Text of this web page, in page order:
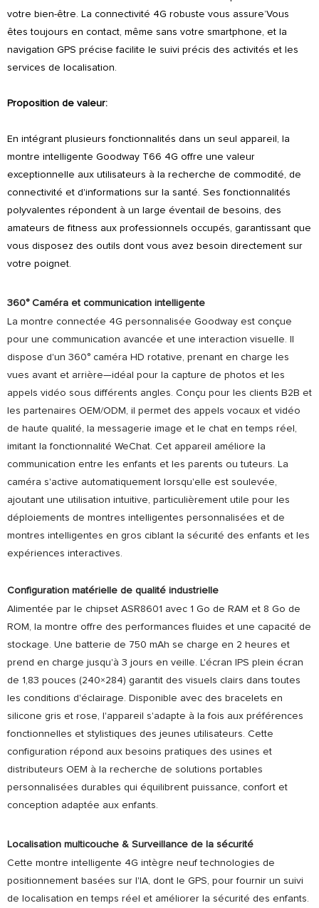
votre bien-être. La connectivité 4G robuste vous assure’Vous
êtes toujours en contact, même sans votre smartphone, et la
navigation GPS précise facilite le suivi précis des activités et les
services de localisation.
Proposition de valeur:
En intégrant plusieurs fonctionnalités dans un seul appareil, la
montre intelligente Goodway T66 4G offre une valeur
exceptionnelle aux utilisateurs à la recherche de commodité, de
connectivité et d'informations sur la santé. Ses fonctionnalités
polyvalentes répondent à un large éventail de besoins, des
amateurs de fitness aux professionnels occupés, garantissant que
vous disposez des outils dont vous avez besoin directement sur
votre poignet.
360° Caméra et communication intelligente
La montre connectée 4G personnalisée Goodway est conçue
pour une communication avancée et une interaction visuelle. Il
dispose d'un 360° caméra HD rotative, prenant en charge les
vues avant et arrière—idéal pour la capture de photos et les
appels vidéo sous différents angles. Conçu pour les clients B2B et
les partenaires OEM/ODM, il permet des appels vocaux et vidéo
de haute qualité, la messagerie image et le chat en temps réel,
imitant la fonctionnalité WeChat. Cet appareil améliore la
communication entre les enfants et les parents ou tuteurs. La
caméra s'active automatiquement lorsqu'elle est soulevée,
ajoutant une utilisation intuitive, particulièrement utile pour les
déploiements de montres intelligentes personnalisées et de
montres intelligentes en gros ciblant la sécurité des enfants et les
expériences interactives.
Configuration matérielle de qualité industrielle
Alimentée par le chipset ASR8601 avec 1 Go de RAM et 8 Go de
ROM, la montre offre des performances fluides et une capacité de
stockage. Une batterie de 750 mAh se charge en 2 heures et
prend en charge jusqu'à 3 jours en veille. L'écran IPS plein écran
de 1,83 pouces (240×284) garantit des visuels clairs dans toutes
les conditions d'éclairage. Disponible avec des bracelets en
silicone gris et rose, l'appareil s'adapte à la fois aux préférences
fonctionnelles et stylistiques des jeunes utilisateurs. Cette
configuration répond aux besoins pratiques des usines et
distributeurs OEM à la recherche de solutions portables
personnalisées durables qui équilibrent puissance, confort et
conception adaptée aux enfants.
Localisation multicouche & Surveillance de la sécurité
Cette montre intelligente 4G intègre neuf technologies de
positionnement basées sur l'IA, dont le GPS, pour fournir un suivi
de localisation en temps réel et améliorer la sécurité des enfants.